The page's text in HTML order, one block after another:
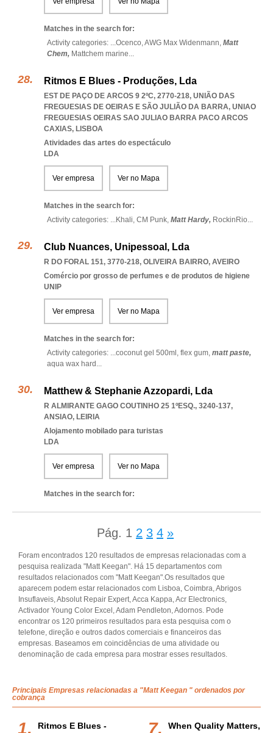
Matches in the search for:
Activity categories: ...Ocenco,AWG Max Widenmann, Matt
Chem, Mattchem marine...
Ritmos E Blues - Produções, Lda
EST DE PAÇO DE ARCOS 9 2ºC, 2770-218, UNIÃO DAS
FREGUESIAS DE OEIRAS E SÃO JULIÃO DA BARRA, UNIAO
FREGUESIAS OEIRAS SAO JULIAO BARRA PACO ARCOS
CAXIAS, LISBOA
Atividades das artes do espectáculo
LDA
Ver empresa Ver no Mapa
Matches in the search for:
Activity categories: ...Khali, CM Punk, Matt Hardy, RockinRio...
Club Nuances, Unipessoal, Lda
R DO FORAL 151, 3770-218, OLIVEIRA BAIRRO, AVEIRO
Comércio por grosso de perfumes e de produtos de higiene
UNIP
Ver empresa Ver no Mapa
Matches in the search for:
Activity categories: ...coconut gel 500ml, flex gum, matt paste,
aqua wax hard ...
Matthew & Stephanie Azzopardi, Lda
R ALMIRANTE GAGO COUTINHO 25 1ºESQ., 3240-137,
ANSIAO, LEIRIA
Alojamento mobilado para turistas
LDA
Ver empresa Ver no Mapa
Matches in the search for:
Pág. 1 2 3 4 »
Foram encontrados 120 resultados de empresas relacionadas com a
pesquisa realizada "Matt Keegan". Há 15 departamentos com
resultados relacionados com "Matt Keegan".Os resultados que
aparecem podem estar relacionados com Lisboa, Coimbra, Abrigos
Insuflaveis, Absolut Repair Expert, Acca Kappa, Acr Electronics,
Activador Young Color Excel, Adam Pendleton, Adornos. Pode
encontrar os 120 primeiros resultados para esta pesquisa com o
telefone, direção e outros dados comerciais e financeiros das
empresas. Baseamos em coincidências de uma atividade ou
denominação de cada empresa para mostrar esses resultados.
Principais Empresas relacionadas a "Matt Keegan " ordenados por
cobrança
Ritmos E Blues -
When Quality Matters,